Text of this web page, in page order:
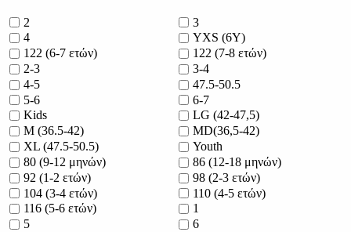
2
3
4
YXS (6Y)
122 (6-7 ετών)
122 (7-8 ετών)
2-3
3-4
4-5
47.5-50.5
5-6
6-7
Kids
LG (42-47,5)
M (36.5-42)
MD(36,5-42)
XL (47.5-50.5)
Youth
80 (9-12 μηνών)
86 (12-18 μηνών)
92 (1-2 ετών)
98 (2-3 ετών)
104 (3-4 ετών)
110 (4-5 ετών)
116 (5-6 ετών)
1
5
6